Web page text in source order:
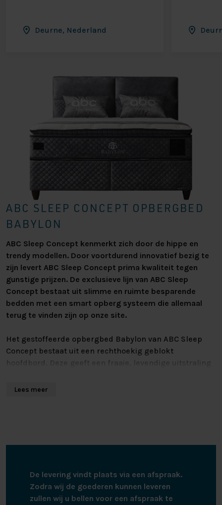
Deurne, Nederland
ABC SLEEP CONCEPT OPBERGBED
BABYLON
ABC Sleep Concept kenmerkt zich door de hippe en
trendy modellen. Door voortdurend innovatief bezig te
zijn levert ABC Sleep Concept prima kwaliteit tegen
gunstige prijzen. De exclusieve lijn van ABC Sleep
Concept bestaat uit slimme en ruimte besparende
bedden met een smart opberg systeem die allemaal
terug te vinden zijn op onze site.
Het gestoffeerde opbergbed Babylon van ABC Sleep
Concept bestaat uit een rechthoekig geblokt
hoofdbord. Deze geeft een fraaie, levendige uitstraling
uitstraling geniet je uiteraard ook van het heerlijke
opbergruimte die zich onder het gehele oppervlakte
spullen op een nette en handige manier opruimen.
Lees meer
De levering vindt plaats via een afspraak.
Zodra wij de goederen kunnen leveren
zullen wij u bellen voor een afspraak te